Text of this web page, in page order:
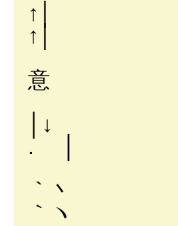
↑│
キ
意 ﾊﾞｯ
. │
｀
｀